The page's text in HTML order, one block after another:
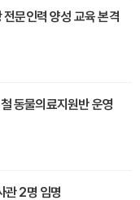
문인력 양성 교육 본격
동물의료지원반 운영
관 2명 임명